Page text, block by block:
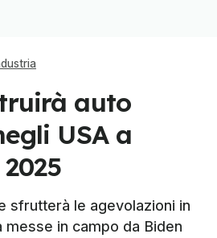
auto
USA a
sfrutterà le agevolazioni in
in campo da Biden